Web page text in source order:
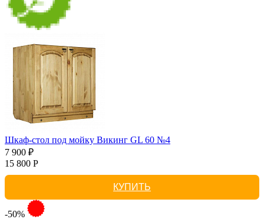
Шкаф-стол под мойку Викинг GL 60 №4
7 900 ₽
15 800 Р
КУПИТЬ
-50%